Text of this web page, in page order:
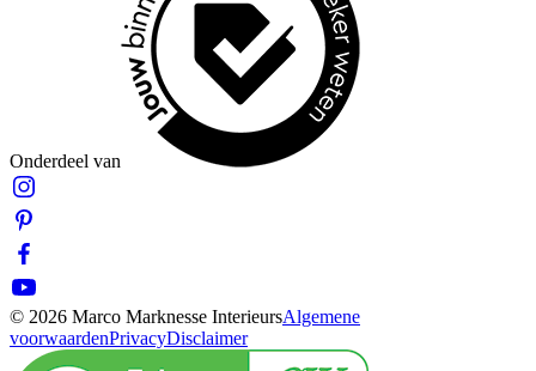
Onderdeel van
© 2026 Marco Marknesse InterieursAlgemene
voorwaardenPrivacyDisclaimer